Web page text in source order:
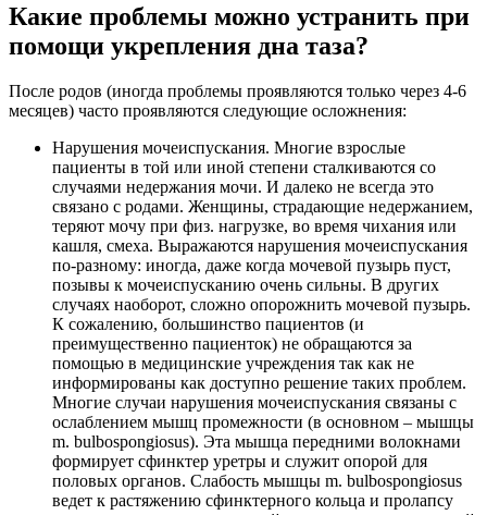
Какие проблемы можно устранить при
помощи укрепления дна таза?
После родов (иногда проблемы проявляются только через 4-6
месяцев) часто проявляются следующие осложнения:
Нарушения мочеиспускания. Многие взрослые
пациенты в той или иной степени сталкиваются со
случаями недержания мочи. И далеко не всегда это
связано с родами. Женщины, страдающие недержанием,
теряют мочу при физ. нагрузке, во время чихания или
кашля, смеха. Выражаются нарушения мочеиспускания
по-разному: иногда, даже когда мочевой пузырь пуст,
позывы к мочеиспусканию очень сильны. В других
случаях наоборот, сложно опорожнить мочевой пузырь.
К сожалению, большинство пациентов (и
преимущественно пациенток) не обращаются за
помощью в медицинские учреждения так как не
информированы как доступно решение таких проблем.
Многие случаи нарушения мочеиспускания связаны с
ослаблением мышц промежности (в основном – мышцы
m. bulbospongiosus). Эта мышца передними волокнами
формирует сфинктер уретры и служит опорой для
половых органов. Слабость мышцы m. bulbospongiosus
ведет к растяжению сфинктерного кольца и пролапсу